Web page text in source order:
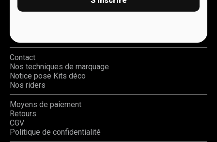
Contact
Nos techniques de marquage
Notice pose Kits déco
Nos riders
Moyens de paiement
Retours
CGV
Politique de confidentialité